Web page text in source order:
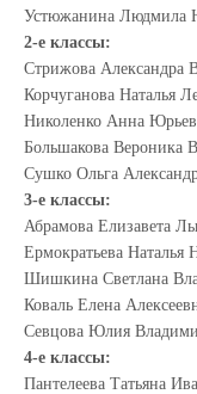
Устюжанина Людмила
2-е классы:
Стрижова Александра
Корчуганова Наталья
Николенко Анна
Большакова Вероника
Сушко Ольга
3-е классы:
Абрамова Елизавета
Ермократьева Наталья
Шишкина Светлана
Коваль Елена
Севцова Юлия
4-е классы:
Пантелеева Татьяна